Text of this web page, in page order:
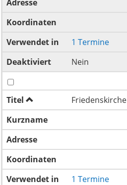
Adresse
Koordinaten
Verwendet in
1 Termine
Deaktiviert
Nein
Titel
Friedenskirche
Kurzname
Adresse
Koordinaten
Verwendet in
1 Termine